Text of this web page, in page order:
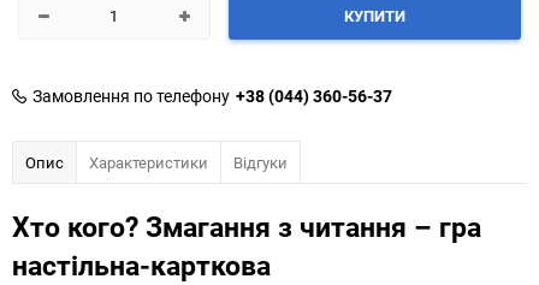
КУПИТИ
Замовлення по телефону +38 (044) 360-56-37
Опис Характеристики Відгуки
Хто кого? Змагання з читання – гра
настільна-карткова